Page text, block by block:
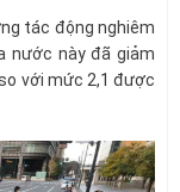
tác động nghiêm
nước này đã giảm
với mức 2,1 được